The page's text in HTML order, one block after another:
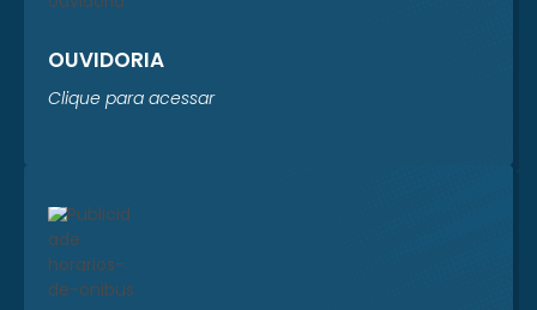
OUVIDORIA
Clique para acessar